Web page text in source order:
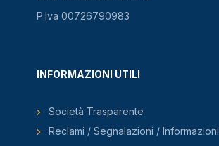
P.Iva 00726790983
INFORMAZIONI UTILI
Società Trasparente
Reclami / Segnalazioni / Informazioni